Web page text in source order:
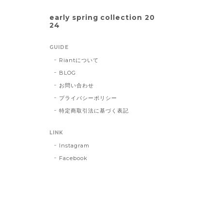
early spring collection 20
24
GUIDE
Riantについて
BLOG
お問い合わせ
プライバシーポリシー
特定商取引法に基づく表記
LINK
Instagram
Facebook